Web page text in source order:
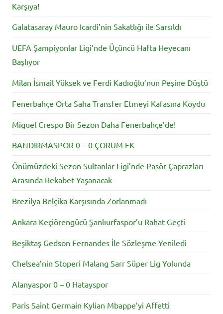
Karşıya!
Galatasaray Mauro Icardi’nin Sakatlığı ile Sarsıldı
UEFA Şampiyonlar Ligi’nde Üçüncü Hafta Heyecanı
Başlıyor
Milan İsmail Yüksek ve Ferdi Kadıoğlu’nun Peşine Düştü
Fenerbahçe Orta Saha Transfer Etmeyi Kafasına Koydu
Miguel Crespo Bir Sezon Daha Fenerbahçe’de!
BANDIRMASPOR 0 – 0 ÇORUM FK
Önümüzdeki Sezon Sultanlar Ligi’nde Pasör Çaprazları
Arasında Rekabet Yaşanacak
Brezilya Belçika Karşısında Zorlanmadı
Ankara Keçiörengücü Şanlıurfaspor’u Rahat Geçti
Beşiktaş Gedson Fernandes İle Sözleşme Yeniledi
Chelsea’nin Stoperi Malang Sarr Süper Lig Yolunda
Alanyaspor 0 – 0 Hatayspor
Paris Saint Germain Kylian Mbappe’yi Affetti